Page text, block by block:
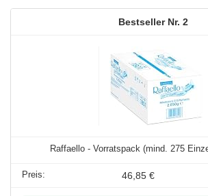
2
Raffaello - Vorratspack (mind. 275
46,85 €